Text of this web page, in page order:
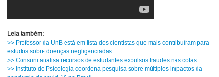
Leia também:
>> Professor da UnB está em lista dos cientistas que mais contribuíram para
estudos sobre doenças negligenciadas
>> Consuni analisa recursos de estudantes expulsos fraudes nas cotas
>> Instituto de Psicologia coordena pesquisa sobre múltiplos impactos da